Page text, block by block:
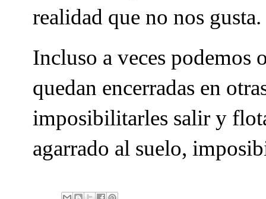
realidad que no nos gusta.
Incluso a veces podemos
quedan encerradas en
imposibilitarles salir y
agarrado al suelo,